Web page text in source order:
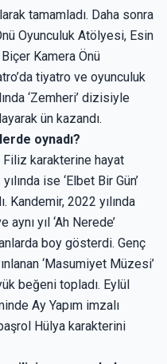
tamamladı. Daha sonra
Oyunculuk Atölyesi, Esin
Kamera Önü
tiyatro ve oyunculuk
‘Zemheri’ dizisiyle
ün kazandı.
oynadı?
Filiz karakterine hayat
ise ‘Elbet Bir Gün’
2022 yılında
yıl ‘Ah Nerede’
boy gösterdi. Genç
‘Masumiyet Müzesi’
beğeni topladı. Eylül
Ay Yapım imzalı
Hülya karakterini